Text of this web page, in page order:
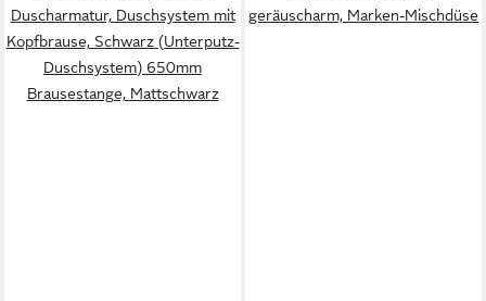
Duscharmatur, Duschsystem mit
Kopfbrause, Schwarz (Unterputz-
Duschsystem) 650mm
Brausestange, Mattschwarz
geräuscharm, Marken-Mischdüse